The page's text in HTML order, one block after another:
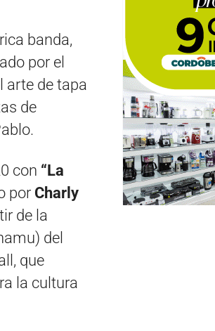
banda,
por el
arte de tapa
de
con “La
por Charly
de la
del
que
la cultura